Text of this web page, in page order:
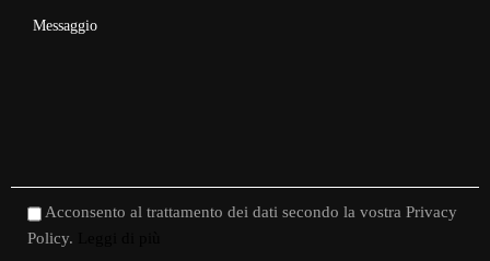
Acconsento al trattamento dei dati secondo la vostra Privacy
Policy.